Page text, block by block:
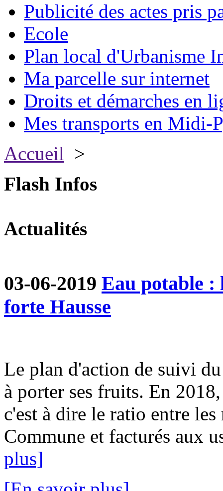
Publicité des actes pris
Ecole
Plan local d'Urbanisme
Ma parcelle sur internet
Droits et démarches en
Mes transports en Midi-
Accueil >
Flash Infos
Actualités
03-06-2019 Eau potable :
forte Hausse
Le plan d'action de suivi
à porter ses fruits. En
c'est à dire le ratio entre les
Commune et facturés aux
plus]